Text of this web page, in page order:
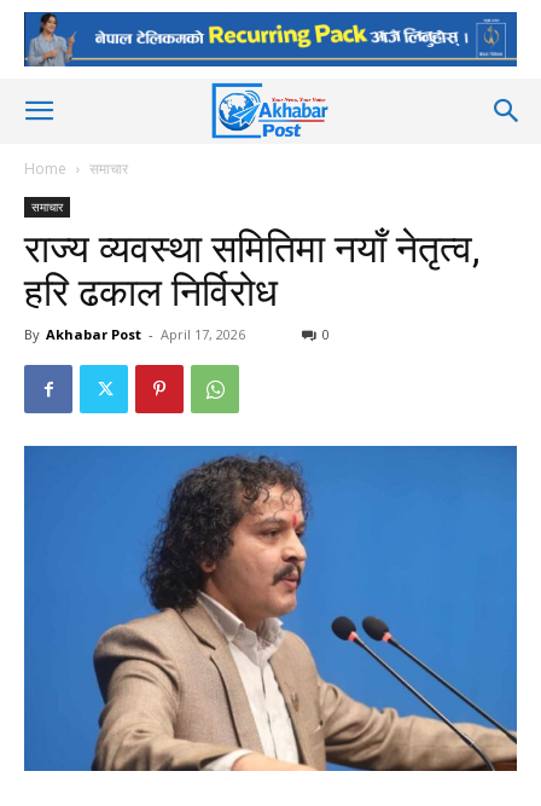
Home समाचार
समाचार
राज्य व्यवस्था समितिमा नयाँ नेतृत्व,
हरि ढकाल निर्विरोध
By Akhabar Post - April 17, 2026 0